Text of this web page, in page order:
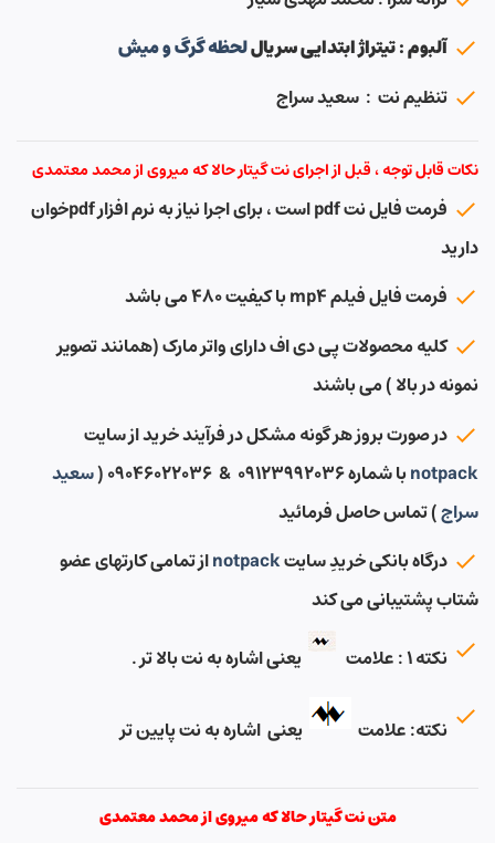
آلبوم : تیتراژ ابتدایی سریاللحظه گرگ و میش
تنظیم نت : سعید سراج
نکات قابل توجه ، قبل از اجرای نت گیتار حالا که میروی از محمد معتمدی
فرمت فایل نت pdf است ، برای اجرا نیاز به نرم افزار pdfخوان
دارید
فرمت فایل فیلم mp4 با کیفیت ۴۸۰ می باشد
کلیه محصولات پی دی اف دارای واتر مارک (همانند تصویر
نمونه در بالا ) می باشند
در صورت بروز هر گونه مشکل در فرآیند خرید از سایت
notpackبا شماره ۰۹۱۲۳۹۹۲۰۳۶ & ۰۹۰۴۶۰۲۲۰۳۶ (
سعید
سراج) تماس حاصل فرمائید
درگاه بانکی خریدِ سایتnotpackاز تمامی کارتهای عضو
شتاب پشتیبانی می کند
نکته ۱ : علامت
یعنی اشاره به نت بالا تر .
نکته: علامت یعنی اشاره به نت پایین تر
متن نت گیتار حالا که میروی از محمد معتمدی